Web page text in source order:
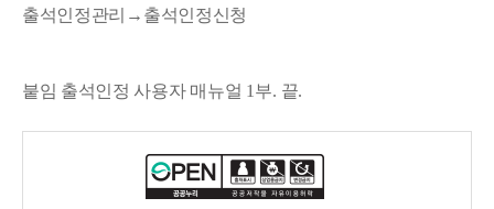
출석인정관리 → 출석인정신청
붙임 출석인정 사용자 매뉴얼 1 부. 끝.